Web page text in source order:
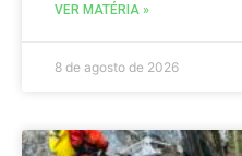
VER MATÉRIA »
8 de agosto de 2026